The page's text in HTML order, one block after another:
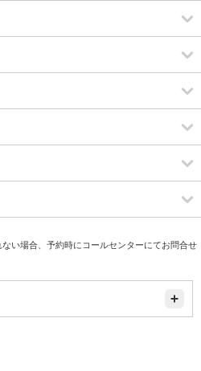
い場合、予約時にコールセンターにてお問合せ